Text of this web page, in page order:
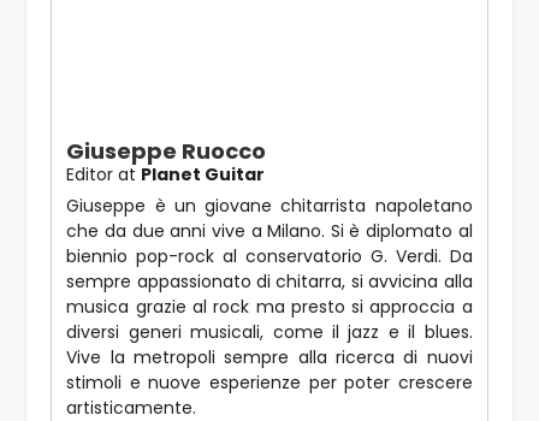
Giuseppe Ruocco
Editor at Planet Guitar
Giuseppe è un giovane chitarrista napoletano
che da due anni vive a Milano. Si è diplomato al
biennio pop-rock al conservatorio G. Verdi. Da
sempre appassionato di chitarra, si avvicina alla
musica grazie al rock ma presto si approccia a
diversi generi musicali, come il jazz e il blues.
Vive la metropoli sempre alla ricerca di nuovi
stimoli e nuove esperienze per poter crescere
artisticamente.